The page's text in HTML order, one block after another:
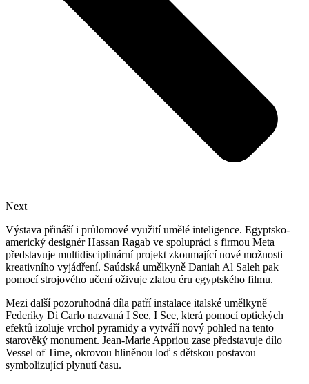
Next
Výstava přináší i průlomové využití umělé inteligence. Egyptsko-
americký designér Hassan Ragab ve spolupráci s firmou Meta
představuje multidisciplinární projekt zkoumající nové možnosti
kreativního vyjádření. Saúdská umělkyně Daniah Al Saleh pak
pomocí strojového učení oživuje zlatou éru egyptského filmu.
Mezi další pozoruhodná díla patří instalace italské umělkyně
Federiky Di Carlo nazvaná I See, I See, která pomocí optických
efektů izoluje vrchol pyramidy a vytváří nový pohled na tento
starověký monument. Jean-Marie Appriou zase představuje dílo
Vessel of Time, okrovou hliněnou loď s dětskou postavou
symbolizující plynutí času.